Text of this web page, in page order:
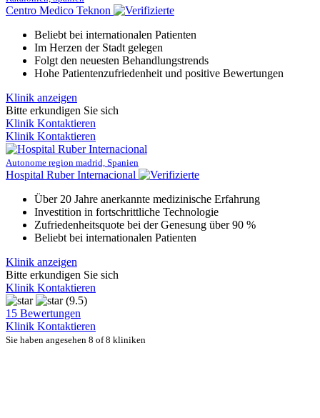
Centro Medico Teknon
Beliebt bei internationalen Patienten
Im Herzen der Stadt gelegen
Folgt den neuesten Behandlungstrends
Hohe Patientenzufriedenheit und positive Bewertungen
Klinik anzeigen
Bitte erkundigen Sie sich
Klinik Kontaktieren
Klinik Kontaktieren
Autonome region madrid, Spanien
Hospital Ruber Internacional
Über 20 Jahre anerkannte medizinische Erfahrung
Investition in fortschrittliche Technologie
Zufriedenheitsquote bei der Genesung über 90 %
Beliebt bei internationalen Patienten
Klinik anzeigen
Bitte erkundigen Sie sich
Klinik Kontaktieren
(9.5)
15 Bewertungen
Klinik Kontaktieren
Sie haben angesehen 8 of 8 kliniken